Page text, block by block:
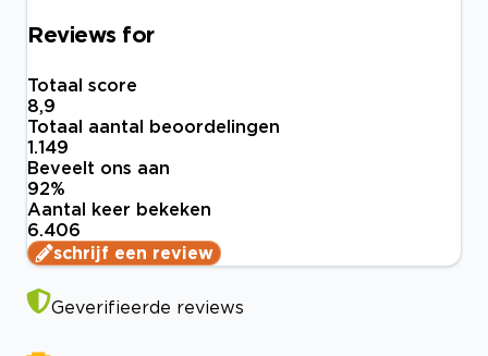
Reviews for
Totaal score
8,9
Totaal aantal beoordelingen
1.149
Beveelt ons aan
92%
Aantal keer bekeken
6.406
schrijf een review
Geverifieerde reviews